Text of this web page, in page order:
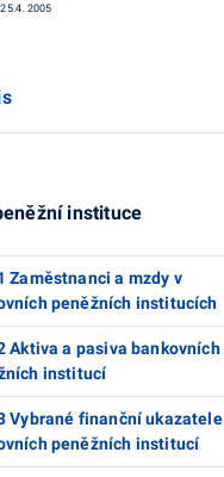
2005
instituce
Zaměstnanci a mzdy v
peněžních institucích
Aktiva a pasiva bankovních
institucí
Vybrané finanční ukazatele
peněžních institucí